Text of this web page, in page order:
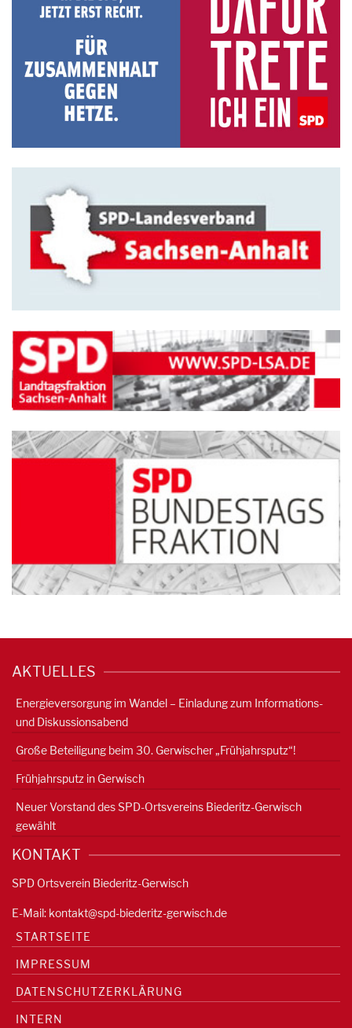
AKTUELLES
Energieversorgung im Wandel – Einladung zum Informations-
und Diskussionsabend
Große Beteiligung beim 30. Gerwischer „Frühjahrsputz“!
Frühjahrsputz in Gerwisch
Neuer Vorstand des SPD-Ortsvereins Biederitz-Gerwisch
gewählt
KONTAKT
SPD Ortsverein Biederitz-Gerwisch
E-Mail: kontakt@spd-biederitz-gerwisch.de
STARTSEITE
IMPRESSUM
DATENSCHUTZERKLÄRUNG
INTERN